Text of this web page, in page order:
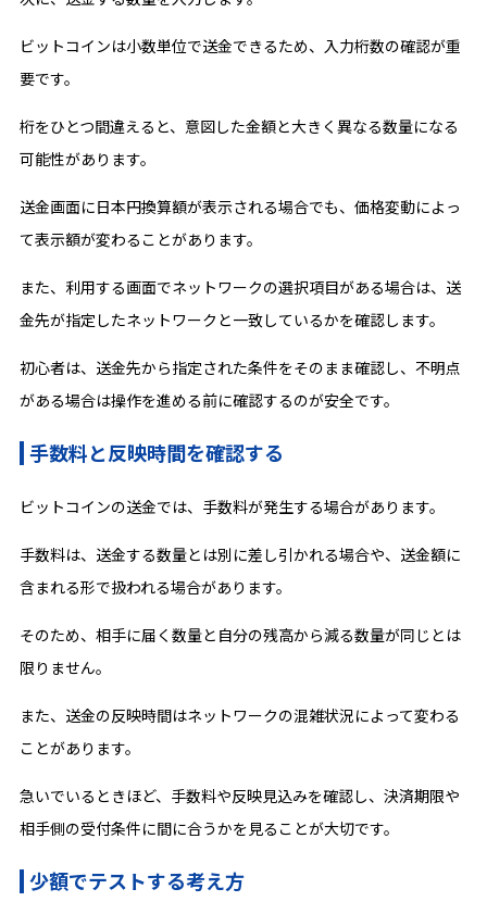
ビットコインは小数単位で送金できるため、入力桁数の確認が重
要です。
桁をひとつ間違えると、意図した金額と大きく異なる数量になる
可能性があります。
送金画面に日本円換算額が表示される場合でも、価格変動によっ
て表示額が変わることがあります。
また、利用する画面でネットワークの選択項目がある場合は、送
金先が指定したネットワークと一致しているかを確認します。
初心者は、送金先から指定された条件をそのまま確認し、不明点
がある場合は操作を進める前に確認するのが安全です。
手数料と反映時間を確認する
ビットコインの送金では、手数料が発生する場合があります。
手数料は、送金する数量とは別に差し引かれる場合や、送金額に
含まれる形で扱われる場合があります。
そのため、相手に届く数量と自分の残高から減る数量が同じとは
限りません。
また、送金の反映時間はネットワークの混雑状況によって変わる
ことがあります。
急いでいるときほど、手数料や反映見込みを確認し、決済期限や
相手側の受付条件に間に合うかを見ることが大切です。
少額でテストする考え方